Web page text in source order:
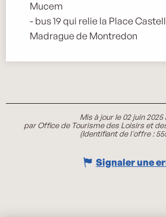
Mucem
- bus 19 qui relie la Place
Madrague de Montredon
Mis à jour le 02 juin 2025
par Office de Tourisme des Loisirs et
(Identifiant de l'offre :
Signaler une